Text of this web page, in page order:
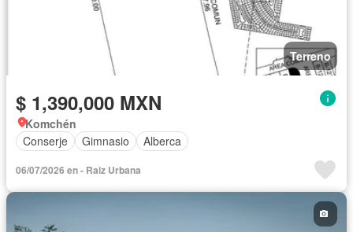
Terreno
$ 1,390,000 MXN
Komchén
Conserje
Gimnasio Alberca
06/07/2026 en - Raiz Urbana